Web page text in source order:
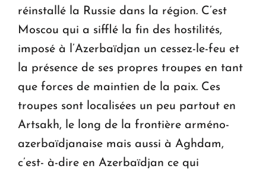
réinstallé la Russie dans la région. C’est
Moscou qui a sifflé la fin des hostilités,
imposé à l’Azerbaïdjan un cessez-le-feu et
la présence de ses propres troupes en tant
que forces de maintien de la paix. Ces
troupes sont localisées un peu partout en
Artsakh, le long de la frontière arméno-
azerbaïdjanaise mais aussi à Aghdam,
c’est- à-dire en Azerbaïdjan ce qui